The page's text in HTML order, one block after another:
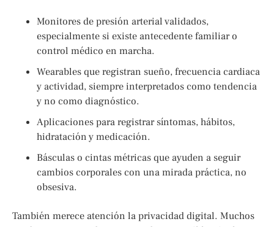
Monitores de presión arterial validados,
especialmente si existe antecedente familiar o
control médico en marcha.
Wearables que registran sueño, frecuencia cardiaca
y actividad, siempre interpretados como tendencia
y no como diagnóstico.
Aplicaciones para registrar síntomas, hábitos,
hidratación y medicación.
Básculas o cintas métricas que ayuden a seguir
cambios corporales con una mirada práctica, no
obsesiva.
También merece atención la privacidad digital. Muchos